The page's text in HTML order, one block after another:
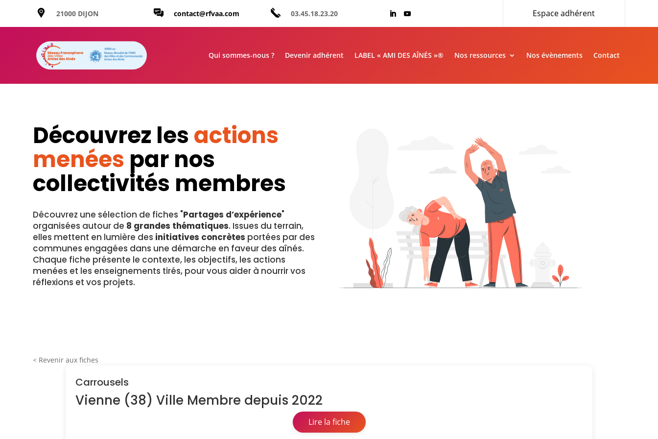
21000 DIJON contact@rfvaa.com 03.45.18.23.20 Espace adhérent
Qui sommes-nous ? Devenir adhérent LABEL « AMI DES AÎNÉS »® Nos ressources Nos évènements Contact
Découvrez les actions
menées par nos
collectivités membres
Découvrez une sélection de fiches "Partages d’expérience"
organisées autour de 8 grandes thématiques. Issues du terrain,
elles mettent en lumière des initiatives concrètes portées par des
communes engagées dans une démarche en faveur des aînés.
Chaque fiche présente le contexte, les objectifs, les actions
menées et les enseignements tirés, pour vous aider à nourrir vos
réflexions et vos projets.
< Revenir aux fiches
Carrousels
Vienne (38) Ville Membre depuis 2022
Lire la fiche